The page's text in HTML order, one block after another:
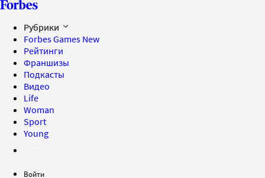
Рубрики
Forbes Games New
Рейтинги
Франшизы
Подкасты
Видео
Life
Woman
Sport
Young
Войти